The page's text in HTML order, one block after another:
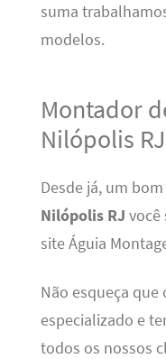
suma
modelos.
Montador
Nilópolis RJ
Desde já, um bom
Nilópolis RJ você
site Águia
Não esqueça
especializado e
todos os nossos